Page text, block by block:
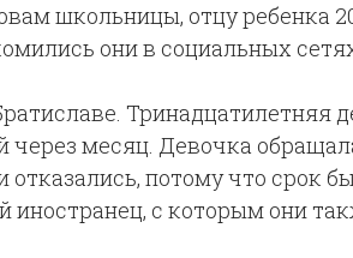
школьницы, отцу ребенка
они в социальных
Тринадцатилетняя
через месяц. Девочка
отказались, потому что срок
иностранец, с которым они